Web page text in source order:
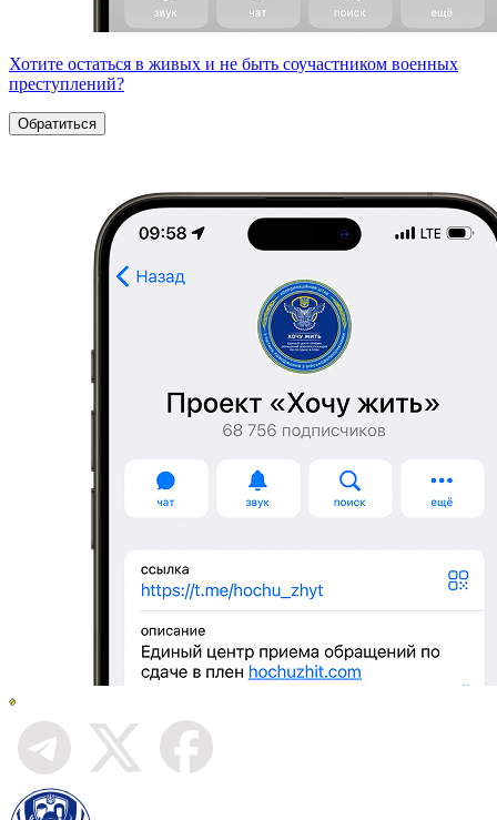
Хотите остаться в живых и не быть соучастником военных
преступлений?
Обратиться